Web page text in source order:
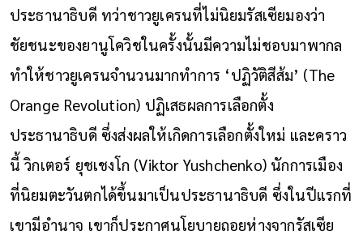
ประธานาธิบดี ทว่าชาวยูเครนที่ไม่นิยมรัสเซียมองว่า
ชัยชนะของยานูโควิชในครั้งนั้นมีความไม่ชอบมาพากล
ทำให้ชาวยูเครนจำนวนมากทำการ ‘ปฏิวัติสีส้ม’ (The
Orange Revolution) ปฏิเสธผลการเลือกตั้ง
ประธานาธิบดี ซึ่งส่งผลให้เกิดการเลือกตั้งใหม่ และคราว
นี้ วิกเตอร์ ยุชเชงโก (Viktor Yushchenko) นักการเมือง
ที่นิยมตะวันตกได้ขึ้นมาเป็นประธานาธิบดี ซึ่งในปีแรกที่
เขามีอำนาจ เขาก็ประกาศนโยบายถอยห่างจากรัสเซีย